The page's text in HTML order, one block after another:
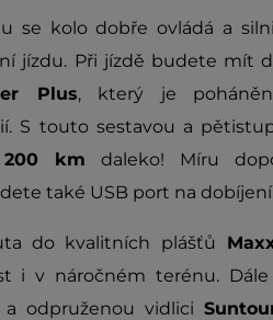
se kolo dobře ovládá a
jízdu. Při jízdě budete mít
Plus, který je
S touto sestavou a
200 kmdaleko! Míru
také USB port na
do kvalitních plášťů
i v náročném terénu.
a odpruženou vidlici